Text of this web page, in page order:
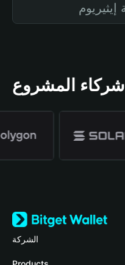
شركاء المشروع
الشركة